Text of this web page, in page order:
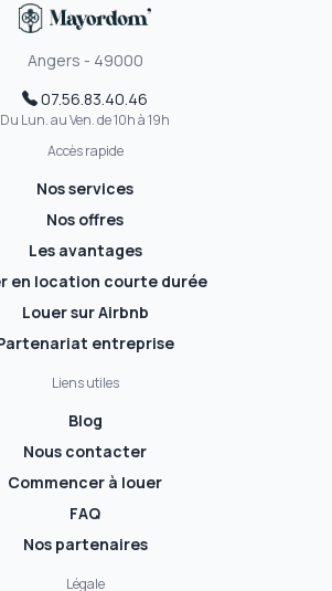
Angers - 49000
07.56.83.40.46
Du Lun. au Ven. de 10h à 19h
Accès rapide
Nos services
Nos offres
Les avantages
en location courte durée
Louer sur Airbnb
entreprise
Liens utiles
Blog
Nous contacter
Commencer à louer
FAQ
Nos partenaires
Légale